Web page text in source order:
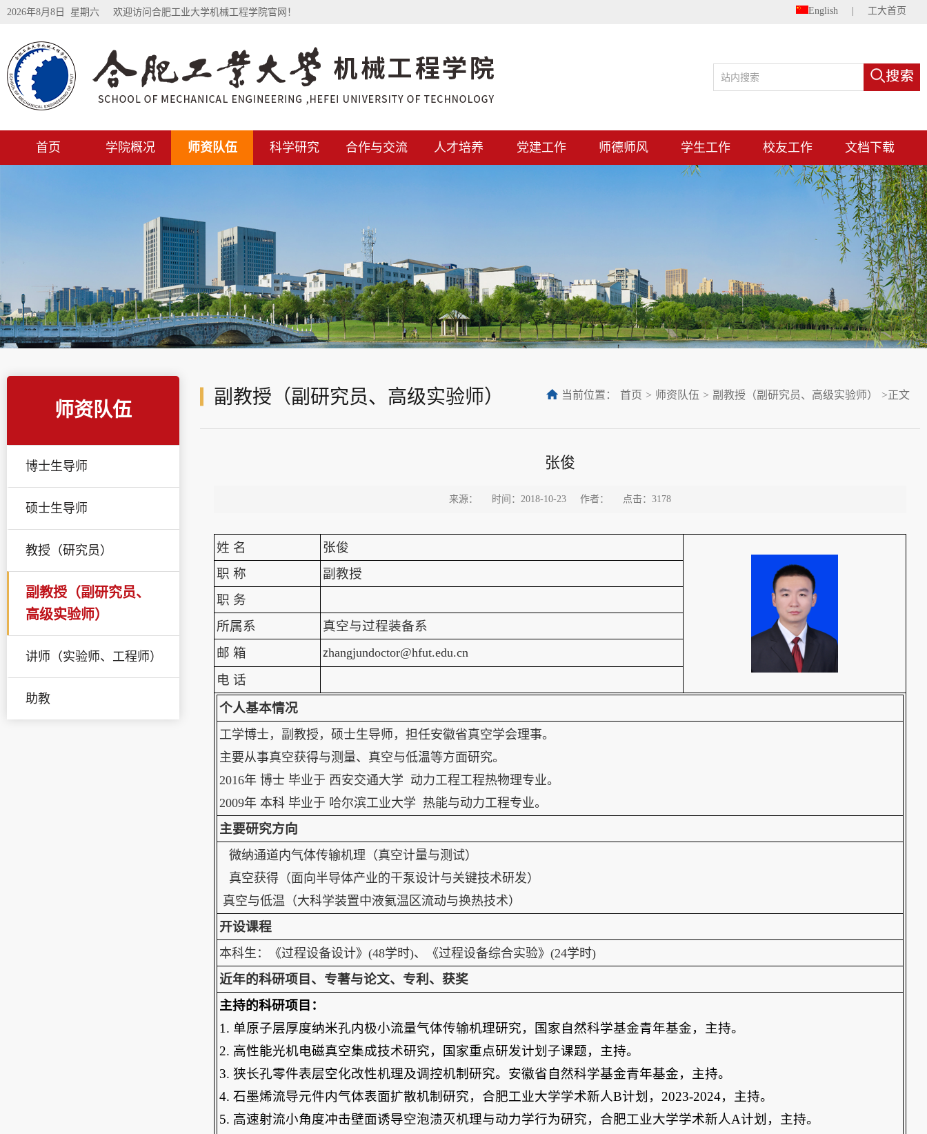
2026年8月8日 星期六 欢迎访问合肥工业大学机械工程学院官网！ English 工大首页
首页 学院概况 师资队伍 科学研究 合作与交流 人才培养 党建工作 师德师风 学生工作 校友工作 文档下载
师资队伍
博士生导师
硕士生导师
教授（研究员）
副教授（副研究员、
高级实验师）
讲师（实验师、工程师）
助教
副教授（副研究员、高级实验师） 当前位置： 首页 > 师资队伍 > 副教授（副研究员、高级实验师） >正文
张俊
来源： 时间：2018-10-23 作者： 点击： 3178
姓 名
张俊
职 称
副教授
职 务
所属系
真空与过程装备系
邮 箱
zhangjundoctor@hfut.edu.cn
电 话
个人基本情况
工学博士，副教授，硕士生导师，担任安徽省真空学会理事。
主要从事真空获得与测量、真空与低温等方面研究。
2016年 博士 毕业于 西安交通大学 动力工程工程热物理专业。
2009年 本科 毕业于 哈尔滨工业大学 热能与动力工程专业。
主要研究方向
微纳通道内气体传输机理（真空计量与测试）
真空获得（面向半导体产业的干泵设计与关键技术研发）
真空与低温（大科学装置中液氦温区流动与换热技术）
开设课程
本科生：《过程设备设计》(48学时)、《过程设备综合实验》(24学时)
近年的科研项目、专著与论文、专利、获奖
主持的科研项目：
1. 单原子层厚度纳米孔内极小流量气体传输机理研究，国家自然科学基金青年基金，主持。
2. 高性能光机电磁真空集成技术研究，国家重点研发计划子课题，主持。
3. 狭长孔零件表层空化改性机理及调控机制研究。安徽省自然科学基金青年基金，主持。
4. 石墨烯流导元件内气体表面扩散机制研究，合肥工业大学学术新人B计划， 2023-2024，主持。
5. 高速射流小角度冲击壁面诱导空泡溃灭机理与动力学行为研究，合肥工业大学学术新人A计划，主持。